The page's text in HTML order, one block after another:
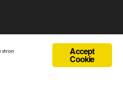
Accept
Cookie
stron